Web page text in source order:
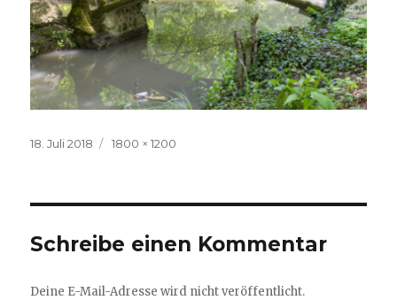
Veröffentlicht
18. Juli 2018
Volle
1800 × 1200
Schreibe einen Kommentar
Deine E-Mail-Adresse wird nicht veröffentlicht.